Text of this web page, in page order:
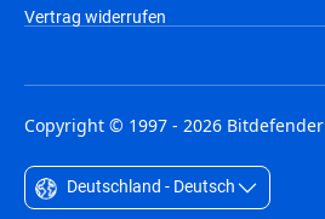
Vertrag widerrufen
Copyright © 1997 - 2026 Bitdefender
Deutschland - Deutsch